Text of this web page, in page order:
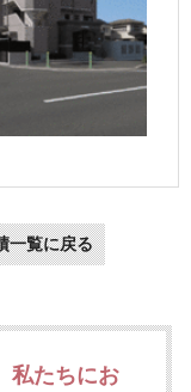
一覧に戻る
私たちにお